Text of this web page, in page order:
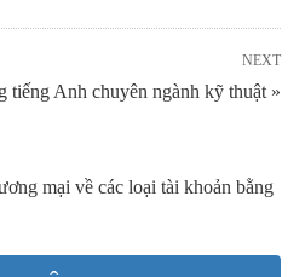
NEXT
tiếng Anh chuyên ngành kỹ thuật »
mại về các loại tài khoản bằng